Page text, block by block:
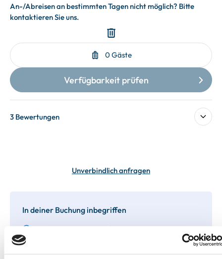
3 Bewertungen
Unverbindlich anfragen
In deiner Buchung inbegriffen
Bis 60 Tage vorab kostenfrei stornieren
Endreinigung inklusive